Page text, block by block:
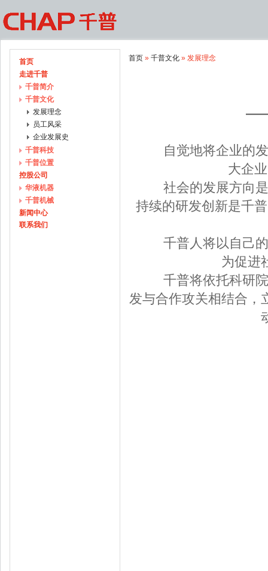
首页
走进千普
千普简介
千普文化
发展理念
员工风采
企业发展史
千普科技
千普位置
控股公司
华液机器
千普机械
新闻中心
联系我们
首页 »千普文化 » 发展理念
——
自觉地将企业的发
大企
社会的发展方向是
持续的研发创新是千
千普人将以自己的
为促进
千普将依托科研院
发与合作攻关相结合，